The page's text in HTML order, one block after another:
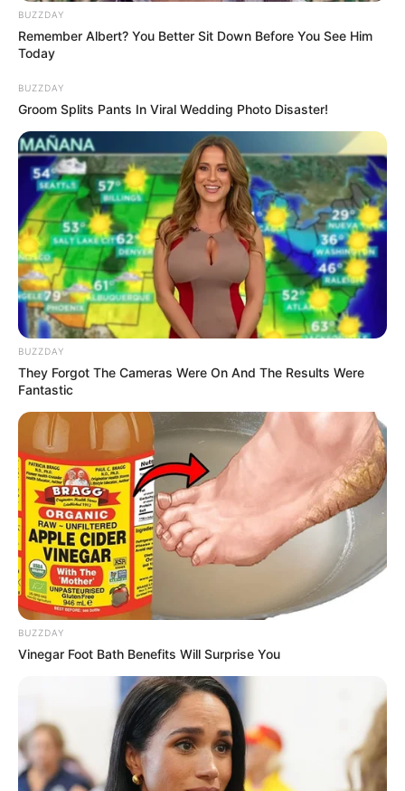
Sinopsis Episode 9
Sinopsis Episode 10
PEMERAN UTAMA
Tyas Mirasih sebagai Arini
Bastian Steel sebagai Radit
Andrew Andhika sebagai David
Farandina Tika sebagai Wulan
PEMERAN PENDUKUNG
Odniel Alexander sebagai Tommy
Neezha Rais sebagai Dini
Jessica Shaina sebagai Icha
Deyra Dey sebagai Sari
Yuwani sebagai istri kepala desa
Arhinza sebagai kepala desa
Rendra sebagai Asep
Agis sebagai ibu Asep
Helsi Herlinda
TAGS BUTIR-BUTIR PASIR DI LAUT
BUZZDAY
Remember Albert? You Better Sit Down Before You See Him
Today
BUZZDAY
Groom Splits Pants In Viral Wedding Photo Disaster!
BUZZDAY
They Forgot The Cameras Were On And The Results Were
Fantastic
BUZZDAY
Vinegar Foot Bath Benefits Will Surprise You